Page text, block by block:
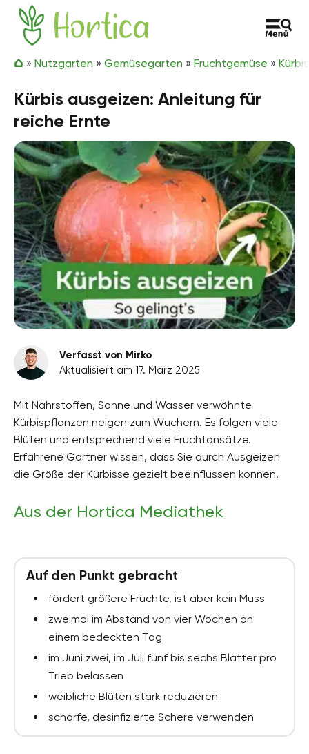
Zum Inhalt springen
Hortica
» Nutzgarten » Gemüsegarten » Fruchtgemüse » Kürbis
Kürbis ausgeizen: Anleitung für
reiche Ernte
Verfasst von Mirko
Aktualisiert am 17. März 2025
Mit Nährstoffen, Sonne und Wasser verwöhnte
Kürbispflanzen neigen zum Wuchern. Es folgen viele
Blüten und entsprechend viele Fruchtansätze.
Erfahrene Gärtner wissen, dass Sie durch Ausgeizen
die Größe der Kürbisse gezielt beeinflussen können.
Aus der Hortica Mediathek
Auf den Punkt gebracht
fördert größere Früchte, ist aber kein Muss
zweimal im Abstand von vier Wochen an
einem bedeckten Tag
im Juni zwei, im Juli fünf bis sechs Blätter pro
Trieb belassen
weibliche Blüten stark reduzieren
scharfe, desinfizierte Schere verwenden